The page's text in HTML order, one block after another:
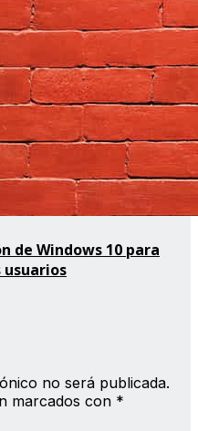
de Windows 10 para
no será publicada.
marcados con *